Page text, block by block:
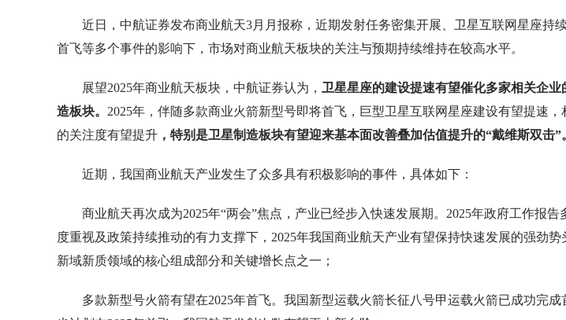
近日，中航证券发布商业航天3月月报称，近期发射任务密集开展、卫星互联网星座持
首飞等多个事件的影响下，市场对商业航天板块的关注与预期持续维持在较高水平。
展望2025年商业航天板块，中航证券认为， 卫星星座的建设提速有望催化多家相关企
造板块。 2025年，伴随多款商业火箭新型号即将首飞，巨型卫星互联网星座建设有望提速，
的关注度有望提升 ，特别是卫星制造板块有望迎来基本面改善叠加估值提升的“戴维斯双击”
近期，我国商业航天产业发生了众多具有积极影响的事件，具体如下：
商业航天再次成为2025年“两会”焦点，产业已经步入快速发展期。2025年政府工作报
度重视及政策持续推动的有力支撑下，2025年我国商业航天产业有望保持快速发展的强劲势
新域新质领域的核心组成部分和关键增长点之一；
多款新型号火箭有望在2025年首飞。我国新型运载火箭长征八号甲运载火箭已成功完